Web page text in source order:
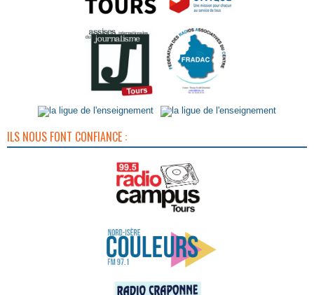
ILS NOUS FONT CONFIANCE :